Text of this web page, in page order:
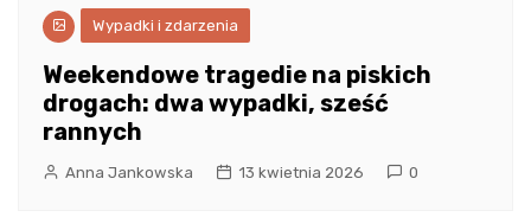
Wypadki i zdarzenia
Weekendowe tragedie na piskich
drogach: dwa wypadki, sześć
rannych
Anna Jankowska 13 kwietnia 2026 0